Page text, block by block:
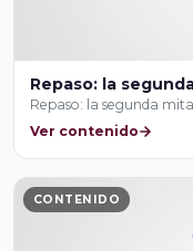
Repaso: la
Repaso: la segunda
Ver contenido
CONTENIDO